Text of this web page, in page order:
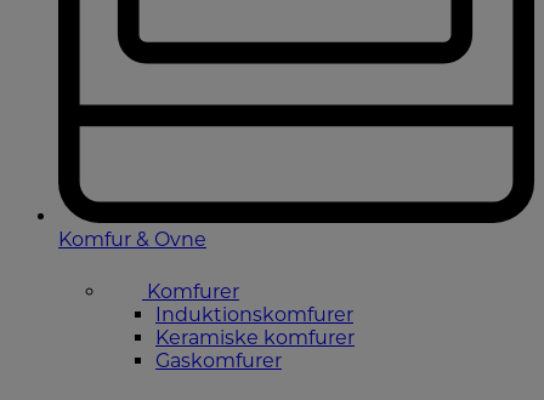
Komfur & Ovne
Komfurer
Induktionskomfurer
Keramiske komfurer
Gaskomfurer